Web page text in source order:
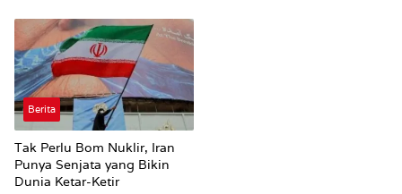
Berita
Tak Perlu Bom Nuklir, Iran
Punya Senjata yang Bikin
Dunia Ketar-Ketir